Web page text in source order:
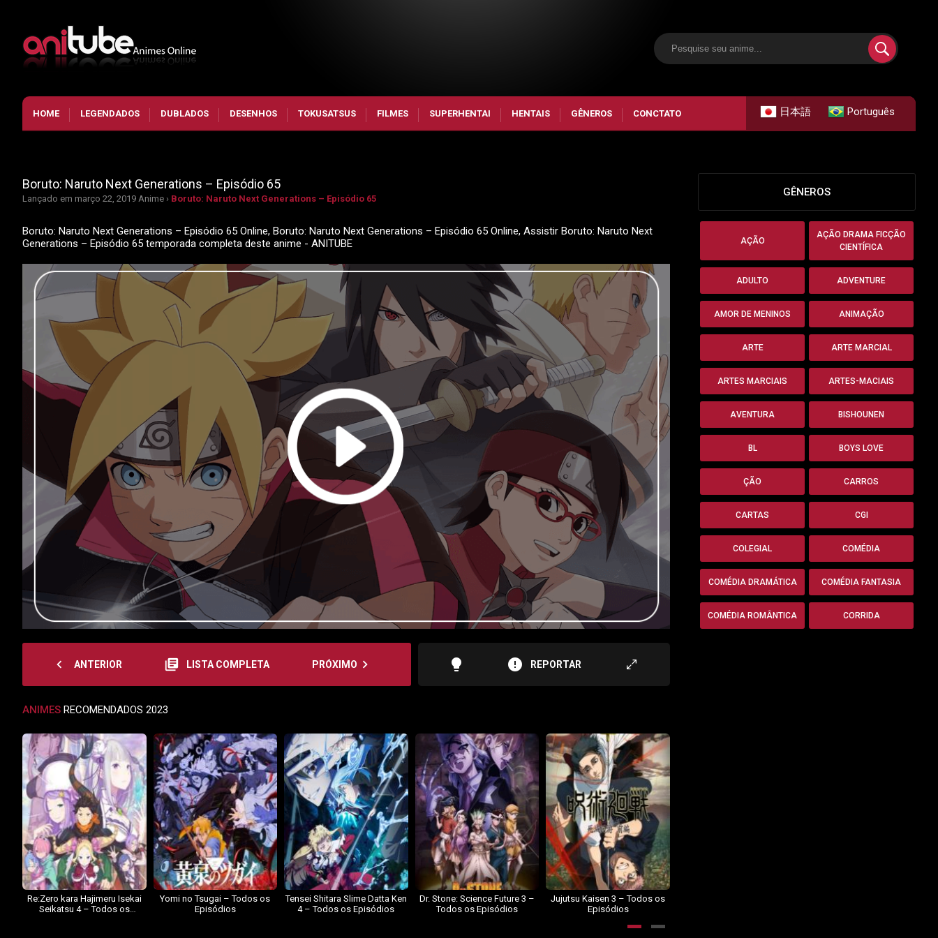
HOME LEGENDADOS DUBLADOS DESENHOS TOKUSATSUS FILMES SUPERHENTAI HENTAIS GÊNEROS CONCTATO 日本語 Português
Boruto: Naruto Next Generations – Episódio 65
Lançado em março 22, 2019 Anime › Boruto: Naruto Next Generations – Episódio 65
Boruto: Naruto Next Generations – Episódio 65 Online, Boruto: Naruto Next Generations – Episódio 65 Online, Assistir Boruto: Naruto Next
Generations – Episódio 65 temporada completa deste anime - ANITUBE
navigate_before ANTERIOR library_books LISTA COMPLETA PRÓXIMO navigate_next lightbulb error REPORTAR
ANIMES RECOMENDADOS 2023
Re:Zero kara Hajimeru Isekai
Seikatsu 4 – Todos os
Yomi no Tsugai – Todos os
Episódios
Tensei Shitara Slime Datta Ken
4 – Todos os Episódios
Dr. Stone: Science Future 3 –
Todos os Episódios
Jujutsu Kaisen 3 – Todos os
Episódios
GÊNEROS
AÇÃO
AÇÃO DRAMA FICÇÃO
CIENTÍFICA
ADULTO ADVENTURE
AMOR DE MENINOS ANIMAÇÃO
ARTE ARTE MARCIAL
ARTES MARCIAIS ARTES-MACIAIS
AVENTURA BISHOUNEN
BL BOYS LOVE
ÇÃO CARROS
CARTAS CGI
COLEGIAL COMÉDIA
COMÉDIA DRAMÁTICA COMÉDIA FANTASIA
COMÉDIA ROMÂNTICA CORRIDA